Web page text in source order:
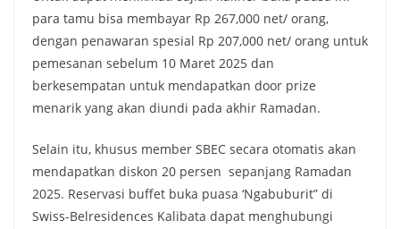
para tamu bisa membayar Rp 267,000 net/ orang,
dengan penawaran spesial Rp 207,000 net/ orang untuk
pemesanan sebelum 10 Maret 2025 dan
berkesempatan untuk mendapatkan door prize
menarik yang akan diundi pada akhir Ramadan.
Selain itu, khusus member SBEC secara otomatis akan
mendapatkan diskon 20 persen sepanjang Ramadan
2025. Reservasi buffet buka puasa ‘Ngabuburit” di
Swiss-Belresidences Kalibata dapat menghubungi